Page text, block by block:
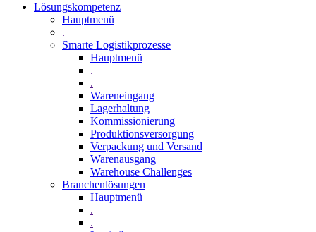
Lösungskompetenz
Hauptmenü
.
Smarte Logistikprozesse
Hauptmenü
.
.
Wareneingang
Lagerhaltung
Kommissionierung
Produktionsversorgung
Verpackung und Versand
Warenausgang
Warehouse Challenges
Branchenlösungen
Hauptmenü
.
.